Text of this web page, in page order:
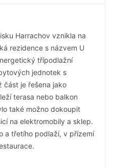
Harrachov vznikla na
rezidence s názvem U
třípodlažní
jednotek s
část je řešena jako
terasa nebo balkon
také možno dokoupit
na elektromobily a sklep.
a třetího podlaží, v přízemí